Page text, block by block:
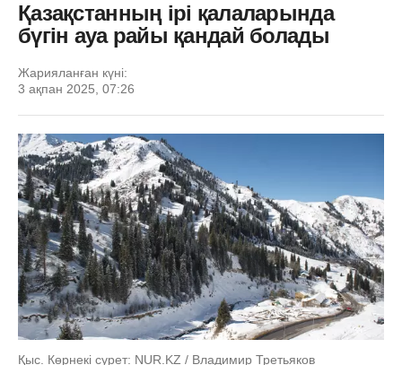
Қазақстанның ірі қалаларында
бүгін ауа райы қандай болады
Жарияланған күні:
3 ақпан 2025, 07:26
Қыс. Көрнекі сурет: NUR.KZ / Владимир Третьяков